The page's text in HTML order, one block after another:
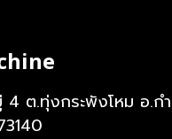
4 ต.ทุ่งกระพังโหม อ.ก